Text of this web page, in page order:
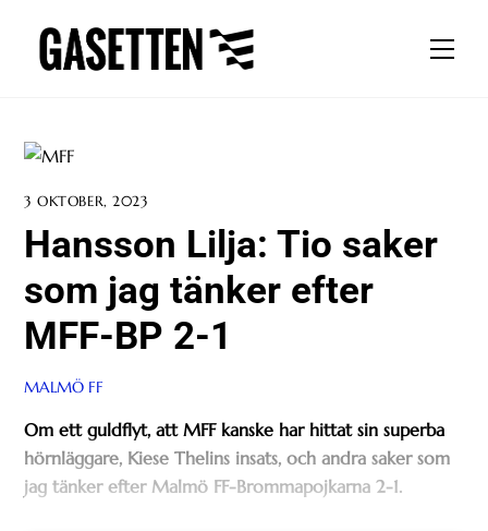
content
3 OKTOBER, 2023
Hansson Lilja: Tio saker
som jag tänker efter
MFF-BP 2-1
MALMÖ FF
Om ett guldflyt, att MFF kanske har hittat sin superba
hörnläggare, Kiese Thelins insats, och andra saker som
jag tänker efter Malmö FF-Brommapojkarna 2-1.